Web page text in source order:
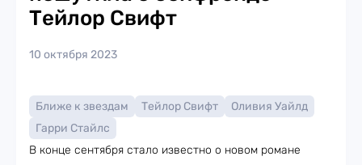
Тейлор Свифт
10 октября 2023
Ближе к звездам Тейлор Свифт
Оливия Уайлд
Гарри Стайлс
В конце сентября стало известно о новом романе